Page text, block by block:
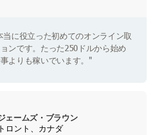
当に役立った初めてのオンライン取
ンです。たった250ドルから始め
よりも稼いでいます。"
ェームズ・ブラウン
トロント、カナダ